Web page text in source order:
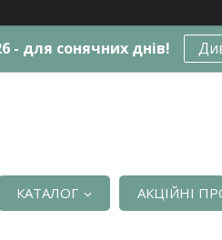
- для сонячних днів!
КАТАЛОГ АКЦІЙНІ